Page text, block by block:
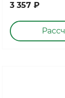
полотна"
3 357 ₽